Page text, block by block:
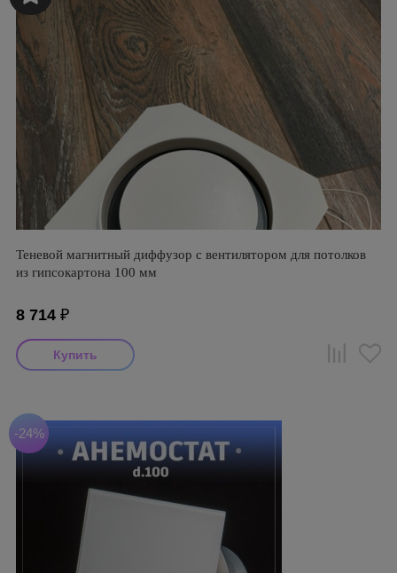
Теневой магнитный диффузор с вентилятором для потолков
из гипсокартона 100 мм
8 714 ₽
-24%